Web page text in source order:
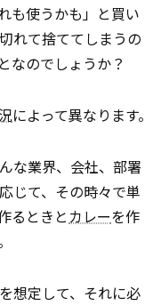
も使うかも」と買い
れて捨ててしまうの
なのでしょうか？
によって異なります。
な業界、会社、部署
じて、その時々で単
るときと カレーを作
想定して、それに必